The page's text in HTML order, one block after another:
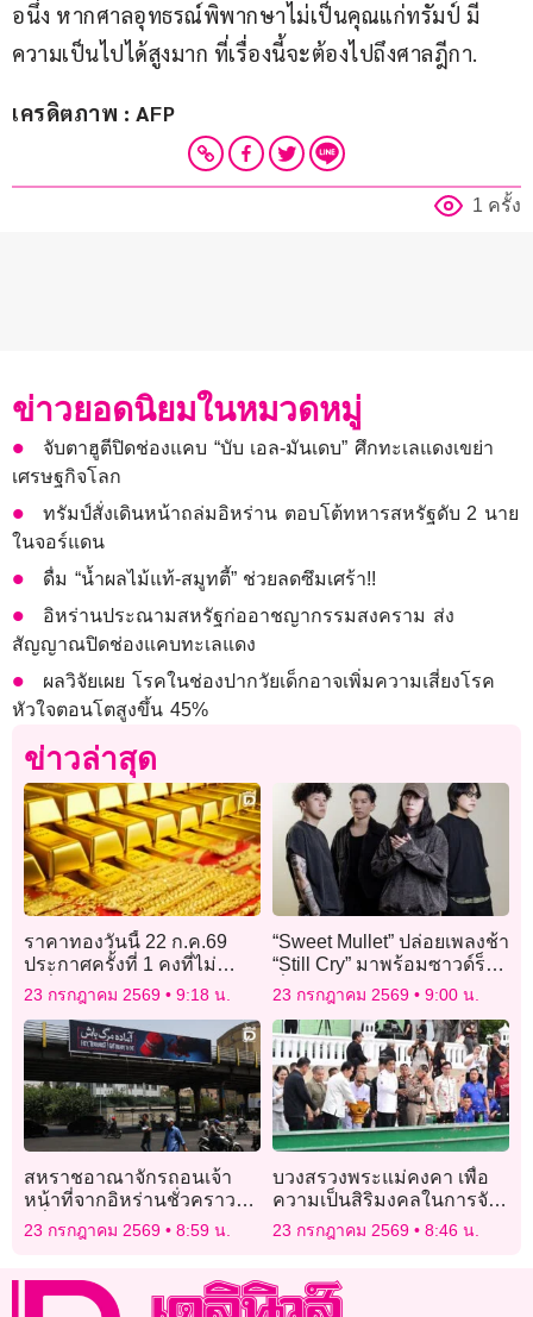
อนึ่ง หากศาลอุทธรณ์พิพากษาไม่เป็นคุณแก่ทรัมป์ มี
ความเป็นไปได้สูงมาก ที่เรื่องนี้จะต้องไปถึงศาลฎีกา.
เครดิตภาพ : AFP
1 ครั้ง
ข่าวยอดนิยมในหมวดหมู่
จับตาฮูตีปิดช่องแคบ “บับ เอล-มันเดบ” ศึกทะเลแดงเขย่า
เศรษฐกิจโลก
ทรัมป์สั่งเดินหน้าถล่มอิหร่าน ตอบโต้ทหารสหรัฐดับ 2 นาย
ในจอร์แดน
ดื่ม “น้ำผลไม้แท้-สมูทตี้” ช่วยลดซึมเศร้า!!
อิหร่านประณามสหรัฐก่ออาชญากรรมสงคราม ส่ง
สัญญาณปิดช่องแคบทะเลแดง
ผลวิจัยเผย โรคในช่องปากวัยเด็กอาจเพิ่มความเสี่ยงโรค
หัวใจตอนโตสูงขึ้น 45%
ข่าวล่าสุด
ราคาทองวันนี้ 22 ก.ค.69
ประกาศครั้งที่ 1 คงที่ไม่
เปลี่ยนแปลง
23 กรกฎาคม 2569 9:18 น.
“Sweet Mullet” ปล่อยเพลงช้า
“Still Cry” มาพร้อมซาวด์ร็อก
ที่หลายคนคิดถึง
23 กรกฎาคม 2569 9:00 น.
สหราชอาณาจักรถอนเจ้า
หน้าที่จากอิหร่านชั่วคราว
หวั่นสถานการณ์บานปลาย
23 กรกฎาคม 2569 8:59 น.
บวงสรวงพระแม่คงคา เพื่อ
ความเป็นสิริมงคลในการจัด
กิจกรรมเฉลิมพระเกียรติฯ
“สายน้ำแห่งชีวิต ใต้ร่มพระ
รัตนโกสินทร์”
23 กรกฎาคม 2569 8:46 น.